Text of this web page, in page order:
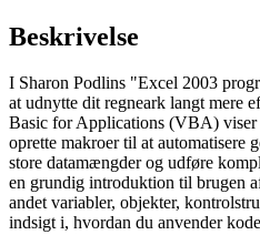
Beskrivelse
I Sharon Podlins "Excel 2003
at udnytte dit regneark langt mere
Basic for Applications (VBA) viser
oprette makroer til at automatisere
store datamængder og udføre
en grundig introduktion til brugen
andet variabler, objekter,
indsigt i, hvordan du anvender